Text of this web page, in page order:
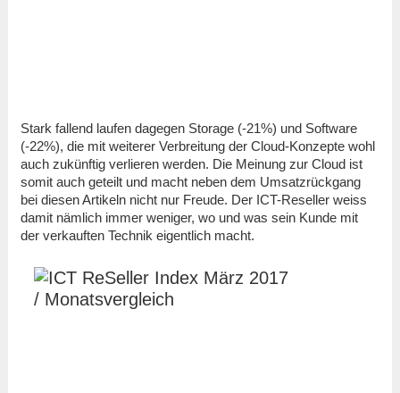
Stark fallend laufen dagegen Storage (-21%) und Software
(-22%), die mit weiterer Verbreitung der Cloud-Konzepte wohl
auch zukünftig verlieren werden. Die Meinung zur Cloud ist
somit auch geteilt und macht neben dem Umsatzrückgang
bei diesen Artikeln nicht nur Freude. Der ICT-Reseller weiss
damit nämlich immer weniger, wo und was sein Kunde mit
der verkauften Technik eigentlich macht.